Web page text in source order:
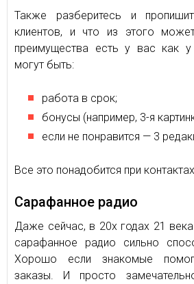
Также разберитесь и
клиентов, и что из этого
преимущества есть у вас как у
могут быть:
работа в срок;
бонусы (например, 3-я
если не понравится — 3
Все это понадобится при
Сарафанное радио
Даже сейчас, в 20х годах 21
сарафанное радио сильно
Хорошо если знакомые
заказы. И просто